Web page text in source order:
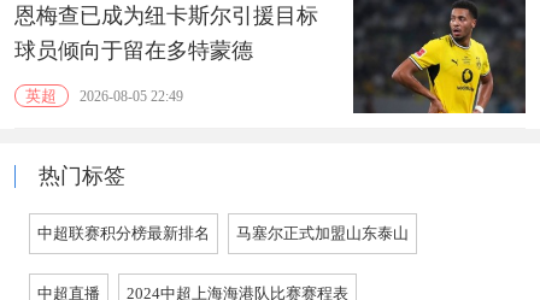
恩梅查已成为纽卡斯尔引援目标
球员倾向于留在多特蒙德
英超 2026-08-05 22:49
热门标签
中超联赛积分榜最新排名 马塞尔正式加盟山东泰山
中超直播 2024中超上海海港队比赛赛程表